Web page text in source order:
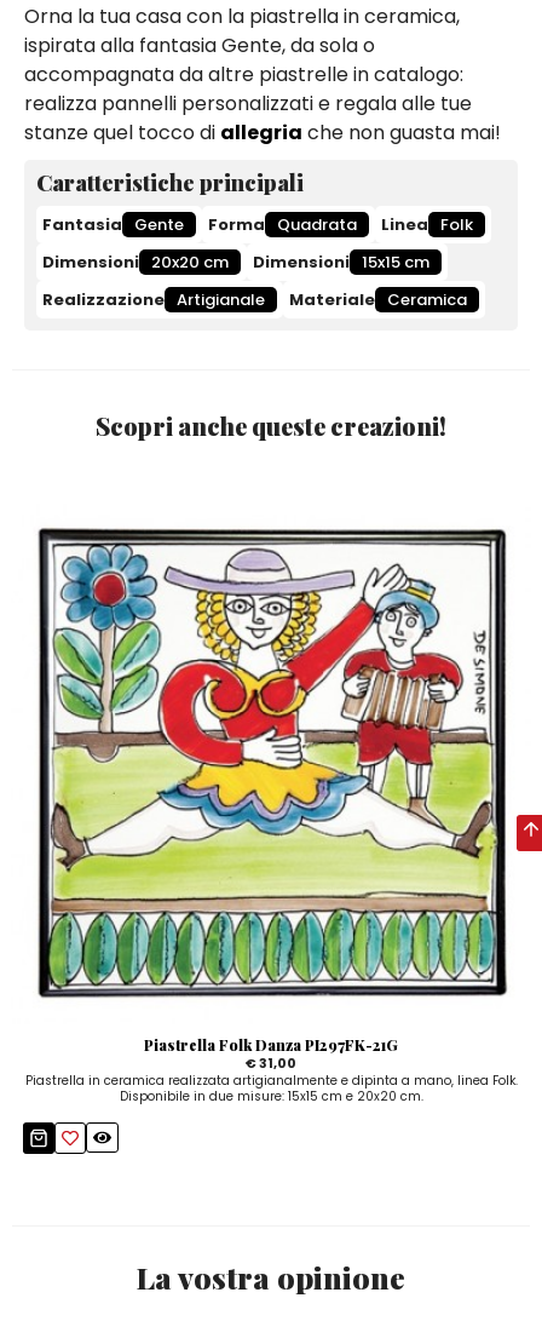
Orna la tua casa con la piastrella in ceramica,
ispirata alla fantasia Gente, da sola o
accompagnata da altre piastrelle in catalogo:
realizza pannelli personalizzati e regala alle tue
stanze quel tocco di allegria che non guasta mai!
Caratteristiche principali
Fantasia Gente Forma Quadrata Linea
Folk
Dimensioni 20x20 cm Dimensioni 15x15 cm
Realizzazione Artigianale Materiale Ceramica
Scopri anche queste creazioni!
Piastrella Folk Danza PI297FK-21G
€ 31,00
Piastrella in ceramica realizzata artigianalmente e dipinta a mano, linea Folk.
Disponibile in due misure: 15x15 cm e 20x20 cm.
La vostra opinione